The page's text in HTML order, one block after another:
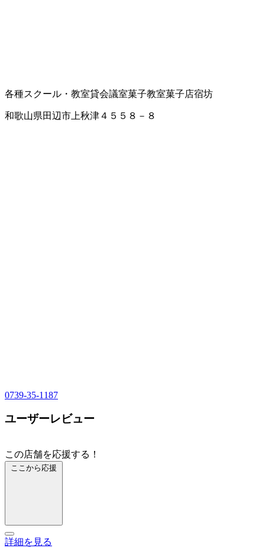
各種スクール・教室貸会議室菓子教室菓子店宿坊
和歌山県田辺市上秋津４５５８－８
0739-35-1187
ユーザーレビュー
この店舗を応援する！
ここから応援
詳細を見る